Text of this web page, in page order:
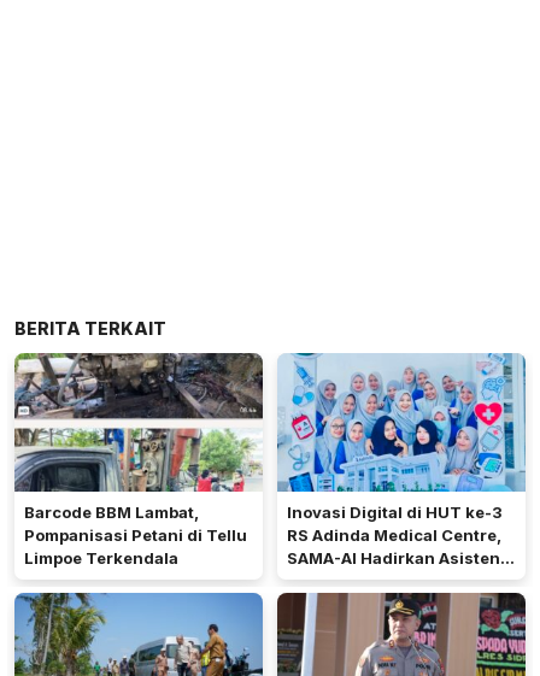
BERITA TERKAIT
Barcode BBM Lambat,
Pompanisasi Petani di Tellu
Limpoe Terkendala
Inovasi Digital di HUT ke-3
RS Adinda Medical Centre,
SAMA-AI Hadirkan Asisten
Gizi Berbasis AI